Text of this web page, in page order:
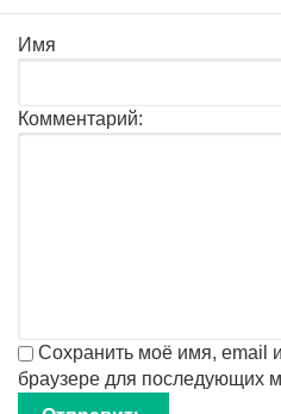
Имя
Комментарий:
Сохранить моё имя, email
браузере для последующих